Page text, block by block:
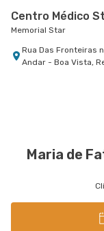
Centro Médico
Memorial Star
Rua Das Fronteiras
Andar - Boa Vista,
Maria de